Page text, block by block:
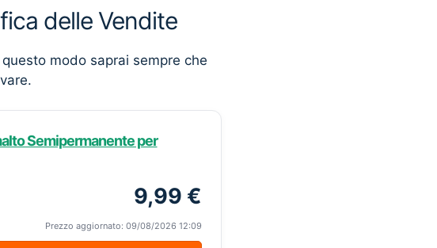
delle Vendite
questo modo saprai sempre che
Semipermanente per
9,99 €
Prezzo aggiornato: 09/08/2026 12:09